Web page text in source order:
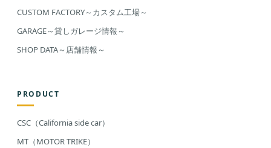
CUSTOM FACTORY～カスタム工場～
GARAGE～貸しガレージ情報～
SHOP DATA～店舗情報～
PRODUCT
CSC（California side car）
MT（MOTOR TRIKE）